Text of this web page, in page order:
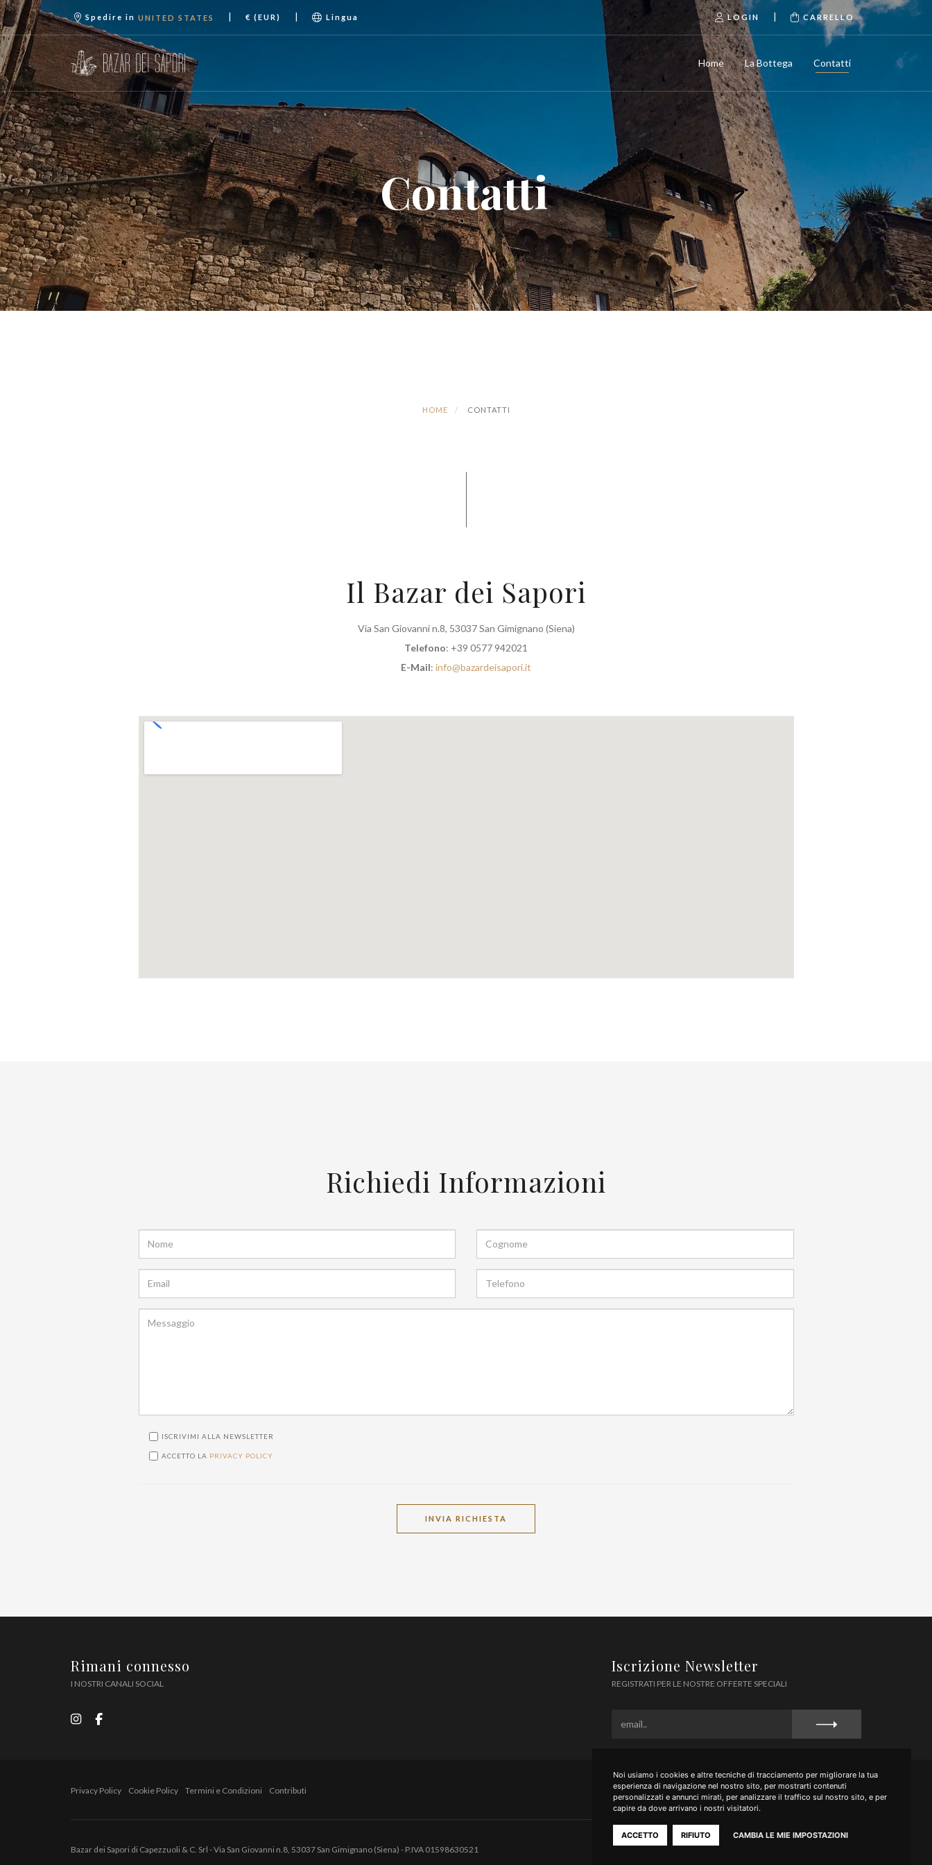
Noi usiamo i cookies e altre tecniche di tracciamento per migliorare la tua
esperienza di navigazione nel nostro sito, per mostrarti contenuti
personalizzati e annunci mirati, per analizzare il traffico sul nostro sito, e per
capire da dove arrivano i nostri visitatori.
ACCETTO RIFIUTO CAMBIA LE MIE IMPOSTAZIONI
Spedire in UNITED STATES | € (EUR) | Lingua LOGIN | CARRELLO
Home La Bottega Contatti
Contatti
HOME CONTATTI
Il Bazar dei Sapori
Via San Giovanni n.8, 53037 San Gimignano (Siena)
Telefono: +39 0577 942021
E-Mail: info@bazardeisapori.it
Richiedi Informazioni
ISCRIVIMI ALLA NEWSLETTER
ACCETTO LA PRIVACY POLICY
INVIA RICHIESTA
Rimani connesso
I NOSTRI CANALI SOCIAL
Iscrizione Newsletter
REGISTRATI PER LE NOSTRE OFFERTE SPECIALI
Privacy Policy Cookie Policy Termini e Condizioni Contributi
Bazar dei Sapori di Capezzuoli & C. Srl - Via San Giovanni n.8, 53037 San Gimignano (Siena) - P.IVA 01598630521